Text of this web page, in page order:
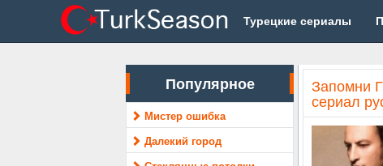
Турецкие сериалы
Популярное
Мистер ошибка
Далекий город
Запомни
сериал